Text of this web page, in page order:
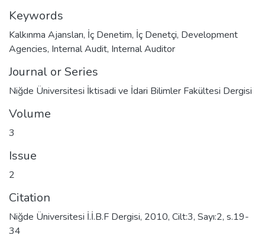
Keywords
Kalkınma Ajansları, İç Denetim, İç Denetçi, Development
Agencies, Internal Audit, Internal Auditor
Journal or Series
Niğde Üniversitesi İktisadi ve İdari Bilimler Fakültesi Dergisi
Volume
3
Issue
2
Citation
Niğde Üniversitesi İ.İ.B.F Dergisi, 2010, Cilt:3, Sayı:2, s.19-
34